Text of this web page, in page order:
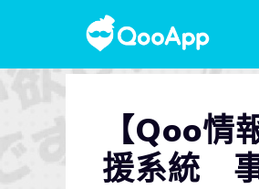
【Qoo情
援系統 事